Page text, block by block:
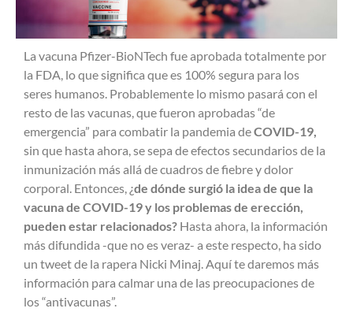
La vacuna Pfizer-BioNTech fue aprobada totalmente por
la FDA, lo que significa que es 100% segura para los
seres humanos. Probablemente lo mismo pasará con el
resto de las vacunas, que fueron aprobadas “de
emergencia” para combatir la pandemia deCOVID-19,
sin que hasta ahora, se sepa de efectos secundarios de la
inmunización más allá de cuadros de fiebre y dolor
corporal. Entonces, ¿de dónde surgió la idea de que la
vacuna de COVID-19 y los problemas de erección,
pueden estar relacionados? Hasta ahora, la información
más difundida -que no es veraz- a este respecto, ha sido
un tweet de la rapera Nicki Minaj. Aquí te daremos más
información para calmar una de las preocupaciones de
los “antivacunas”.